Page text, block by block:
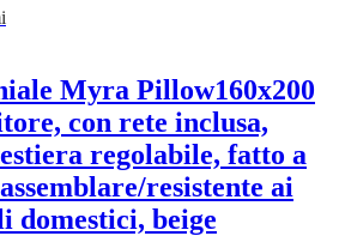
Myra Pillow160x200
con rete inclusa,
regolabile, fatto a
resistente ai
domestici, beige